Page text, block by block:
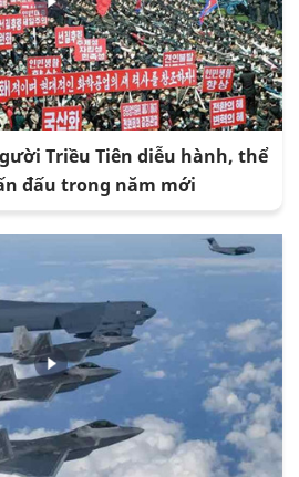
Triều Tiên diễu hành, thể
đấu trong năm mới